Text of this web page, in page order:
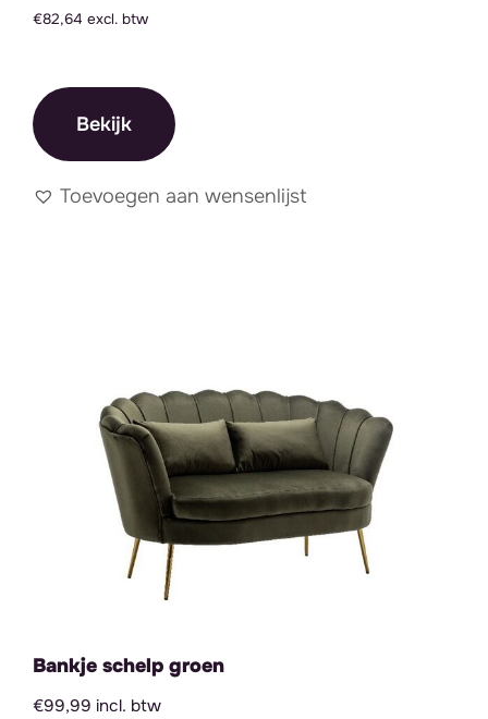
€82,64 excl. btw
Bekijk
Toevoegen aan wensenlijst
Bankje schelp groen
€99,99 incl. btw